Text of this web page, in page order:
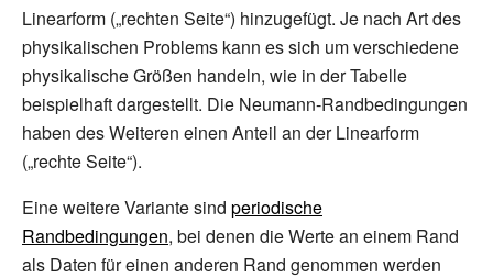
Linearform („rechten Seite“) hinzugefügt. Je nach Art des
physikalischen Problems kann es sich um verschiedene
physikalische Größen handeln, wie in der Tabelle
beispielhaft dargestellt. Die Neumann-Randbedingungen
haben des Weiteren einen Anteil an der Linearform
(„rechte Seite“).
Eine weitere Variante sind periodische
Randbedingungen, bei denen die Werte an einem Rand
als Daten für einen anderen Rand genommen werden